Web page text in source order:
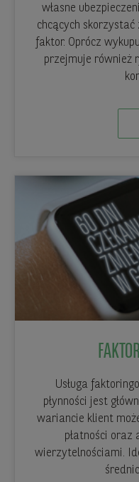
własne
chcących
faktor. Oprócz
przejmuje również
Usługa
płynności jest
wariancie klient
płatności oraz
wierzytelnościami.